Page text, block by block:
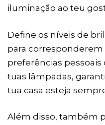
iluminação ao teu
Define os níveis de
para corresponderem
preferências pessoais
tuas lâmpadas,
tua casa esteja
Além disso, também